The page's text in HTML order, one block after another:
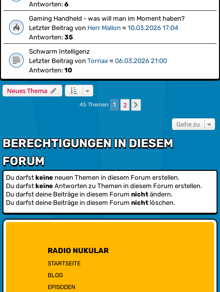
Antworten: 6
Gaming Handheld - was will man im Moment haben?
Letzter Beitrag von Herr Mallon « 10.03.2026 17:04
Antworten: 35
Schwarm Intelligenz
Letzter Beitrag von Tornax « 06.03.2026 21:00
Antworten: 10
Neues Thema
45 Themen 1 2
Gehe zu
BERECHTIGUNGEN IN DIESEM
FORUM
Du darfst keine neuen Themen in diesem Forum erstellen.
Du darfst keine Antworten zu Themen in diesem Forum erstellen.
Du darfst deine Beiträge in diesem Forum nicht ändern.
Du darfst deine Beiträge in diesem Forum nicht löschen.
RADIO NUKULAR
STARTSEITE
BLOG
EPISODEN